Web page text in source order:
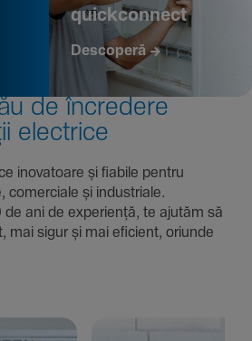
quickconnect
Descoperă
de încre­dere
electrice
inova­toare și fiabile pentru
comer­ciale și indus­triale.
de expe­riență, te ajutăm să
mai sigur și mai eficient, oriunde